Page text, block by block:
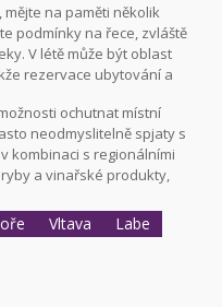
Labe tvoří ikonickou část
na paměti několik
podmínky na řece, zvláště
V létě může být oblast
rezervace ubytování a
vybavení pro různé
procházíte.
ochutnat místní
neodmyslitelně spjaty s
kombinaci s regionálními
a vinařské produkty,
Vltava Labe